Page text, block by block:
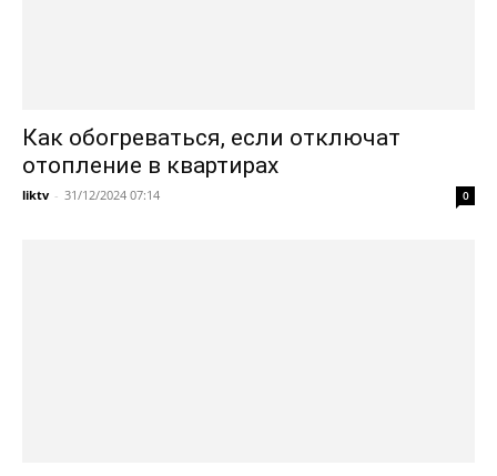
Как обогреваться, если отключат
отопление в квартирах
liktv - 31/12/2024 07:14 0